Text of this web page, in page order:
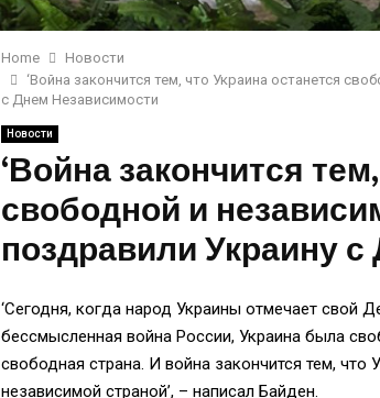
Home
Новости
‘Война закончится тем, что Украина останется
с Днем Независимости
Новости
‘Война закончится
свободной и
поздравили Украину
‘Сегодня, когда народ Украины отмечает свой
бессмысленная война России, Украина была
свободная страна. И война закончится тем, что
независимой страной’, – написал Байден.